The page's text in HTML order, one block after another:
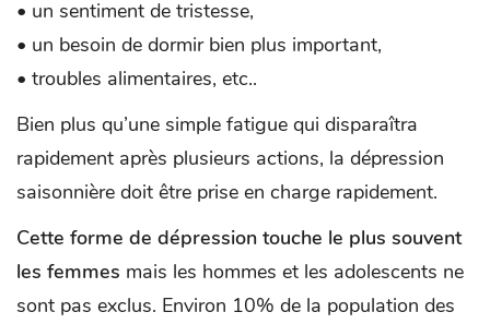
• un sentiment de tristesse,
• un besoin de dormir bien plus important,
• troubles alimentaires, etc..
Bien plus qu’une simple fatigue qui disparaîtra
rapidement après plusieurs actions, la dépression
saisonnière doit être prise en charge rapidement.
Cette forme de dépression touche le plus souvent
les femmes mais les hommes et les adolescents ne
sont pas exclus. Environ 10% de la population des